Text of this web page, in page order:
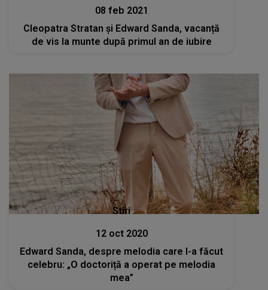
08 feb 2021
Cleopatra Stratan şi Edward Sanda, vacanță
de vis la munte după primul an de iubire
Stiri
12 oct 2020
Edward Sanda, despre melodia care l-a făcut
celebru: „O doctoriță a operat pe melodia
mea”